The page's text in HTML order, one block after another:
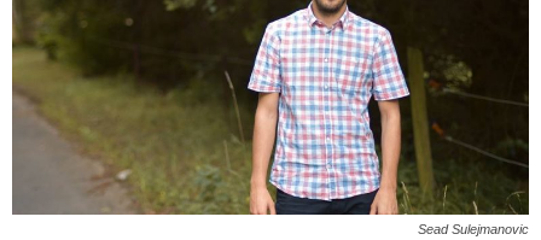
Sead Sulejmanovic